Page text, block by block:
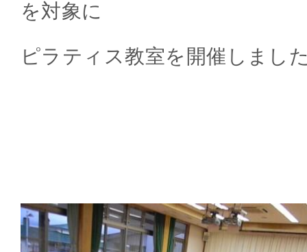
を対象に
ピラティス教室を開催しまし